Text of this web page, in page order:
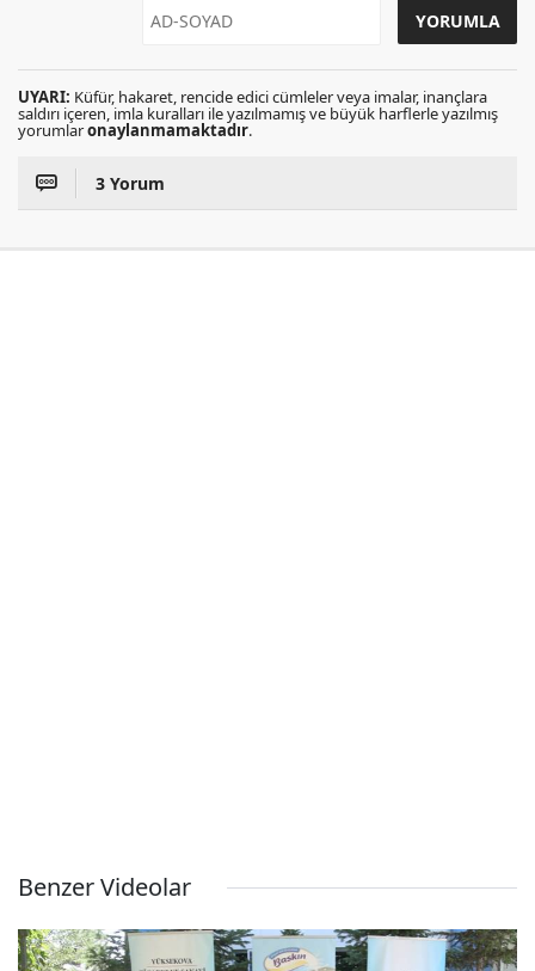
UYARI: Küfür, hakaret, rencide edici cümleler veya imalar, inançlara
saldırı içeren, imla kuralları ile yazılmamış ve büyük harflerle yazılmış
yorumlaronaylanmamaktadır.
3 Yorum
Benzer Videolar